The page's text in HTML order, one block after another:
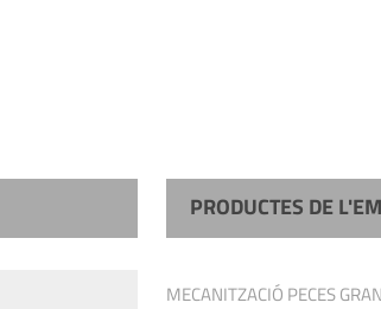
PRODUCTES DE
MECANITZACIÓ PECES